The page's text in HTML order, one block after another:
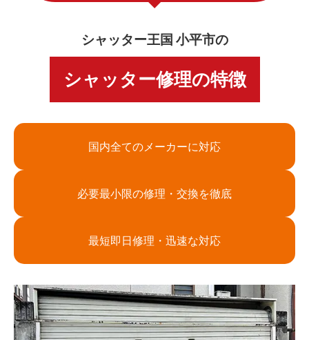
シャッター王国 小平市の
シャッター修理の特徴
国内全てのメーカーに対応
必要最小限の修理・交換を徹底
最短即日修理・迅速な対応